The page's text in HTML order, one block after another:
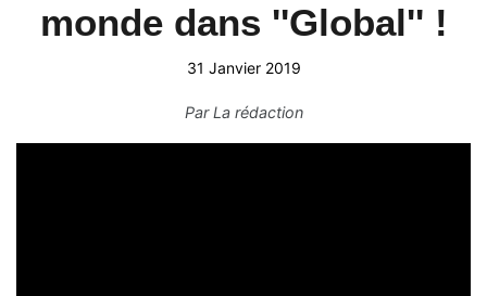
monde dans ''Global'' !
31 Janvier 2019
ParLa rédaction